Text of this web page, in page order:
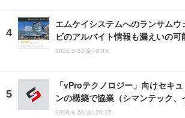
エムケイシステムへのランサムウ
ビのアルバイト情報も漏えいの可
2023.6.23(金) 8:05
「vProテクノロジー」向けセキ
ンの構築で協業（シマンテック、
2006.4.26(水) 20:25